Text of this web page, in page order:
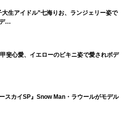
活動として、パンツがくいこみに
たっぷり伝えていきます！
：
wing.teen_official/
wing.jp/teen/index.html
大生アイドル”七海りお、ランジェリー姿で
…
斐心愛、イエローのビキニ姿で愛されボデ
ースカイSP』Snow Man・ラウールがモデル